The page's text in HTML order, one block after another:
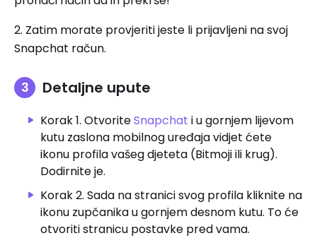
2. Zatim morate provjeriti jeste li prijavljeni na svoj
Snapchat račun.
Detaljne upute
Korak 1. OtvoriteSnapchat i u gornjem lijevom
kutu zaslona mobilnog uređaja vidjet ćete
ikonu profila vašeg djeteta (Bitmoji ili krug).
Dodirnite je.
Korak 2. Sada na stranici svog profila kliknite na
ikonu zupčanika u gornjem desnom kutu. To će
otvoriti stranicu postavke pred vama.